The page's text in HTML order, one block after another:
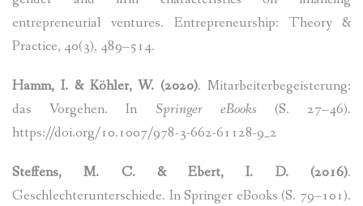
entrepreneurial ventures. Entrepreneurship: Theory &
Practice, 40(3), 489–514.
Hamm, I. & Köhler, W. (2020). Mitarbeiterbegeisterung:
das Vorgehen. In Springer eBooks (S. 27–46).
https://doi.org/10.1007/978-3-662-61128-9_2
Steffens, M. C. & Ebert, I. D. (2016).
Geschlechterunterschiede. In Springer eBooks (S. 79–101).